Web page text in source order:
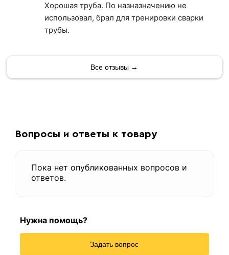
Хорошая труба. По назназначению не
использовал, брал для тренировки сварки
трубы.
Все отзывы →
Вопросы и ответы к товару
Пока нет опубликованных вопросов и
ответов.
Нужна помощь?
Задать вопрос